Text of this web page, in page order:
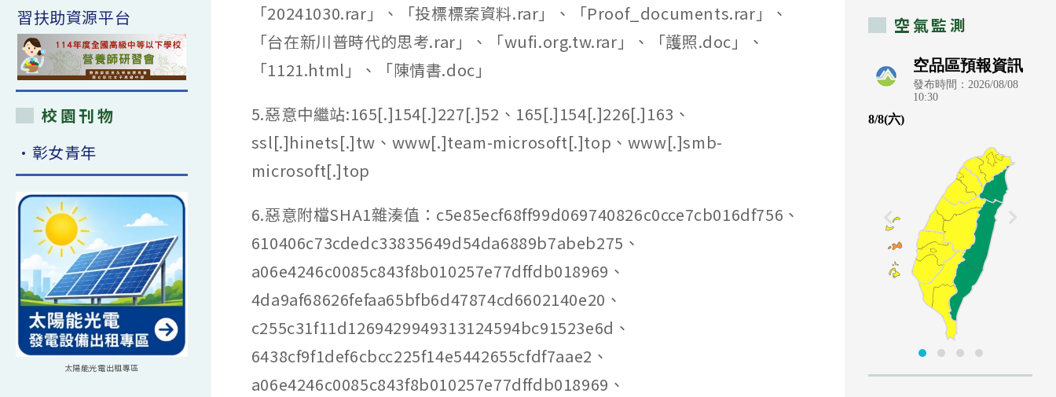
「20241030.rar」、「投標標案資料.rar」、「Proof_documents.rar」、
「台在新川普時代的思考.rar」、「wufi.org.tw.rar」、「護照.doc」、
「1121.html」、「陳情書.doc」
5.惡意中繼站:165[.]154[.]227[.]52、165[.]154[.]226[.]163、
ssl[.]hinets[.]tw、www[.]team-microsoft[.]top、www[.]smb-
microsoft[.]top
6.惡意附檔SHA1雜湊值：c5e85ecf68ff99d069740826c0cce7cb016df756、
610406c73cdedc33835649d54da6889b7abeb275、
a06e4246c0085c843f8b010257e77dffdb018969、
4da9af68626fefaa65bfb6d47874cd6602140e20、
c255c31f11d1269429949313124594bc91523e6d、
6438cf9f1def6cbcc225f14e5442655cfdf7aae2、
a06e4246c0085c843f8b010257e77dffdb018969、
校園刊物
•彰女青年
太陽能光電出租專區
空氣監測